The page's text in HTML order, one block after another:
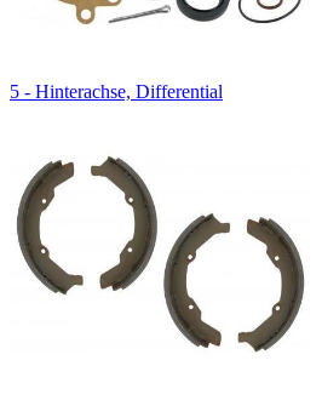
5 - Hinterachse, Differential